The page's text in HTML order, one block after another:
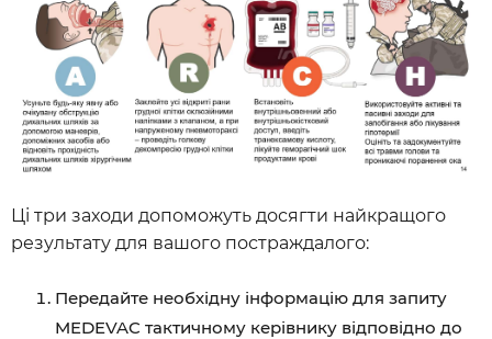
Ці три заходи допоможуть досягти найкращого
результату для вашого постраждалого:
Передайте необхідну інформацію для запиту
MEDEVAC тактичному керівнику відповідно до